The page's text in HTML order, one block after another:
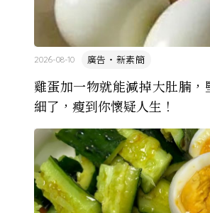
雞蛋加一物就能減掉大肚腩，
細了，瘦到你懷疑人生！
廣告・新素簡
2026-08-10